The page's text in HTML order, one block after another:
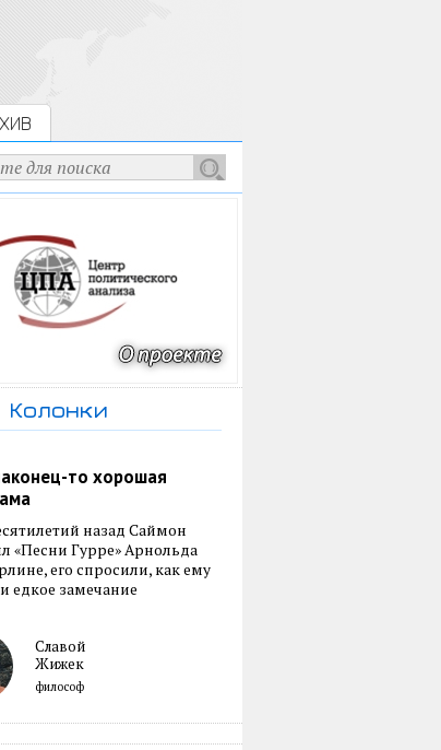
Колонки
то хорошая
назад Саймон
«Песни Гурре» Арнольда
его спросили, как ему
едкое замечание
Славой
Жижек
философ